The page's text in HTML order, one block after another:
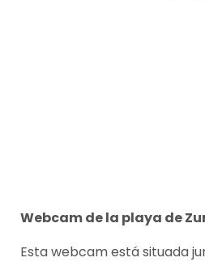
Webcam de la playa de
Esta webcam está situada